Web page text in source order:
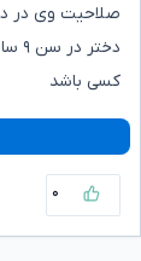
صلاحیت وی در
کسی باشد
۰